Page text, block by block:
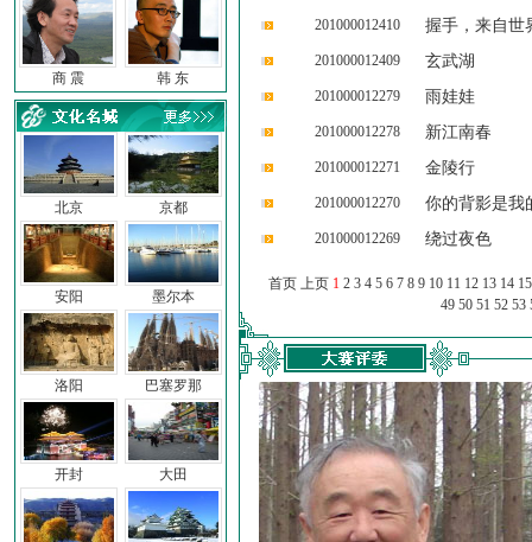
商 震 韩 东
北京
安阳
洛阳
开封
京都
墨尔本
巴塞罗那
大田
201000012410 握手，来自世
201000012409 玄武湖
201000012279 雨娃娃
201000012278 新江南春
201000012271 金陵行
201000012270 你的背影是我
201000012269 绕过夜色
首页 上页 1 2 3 4 5 6 7 8 9 10 11 12 13 14 15
49 50 51 52 53